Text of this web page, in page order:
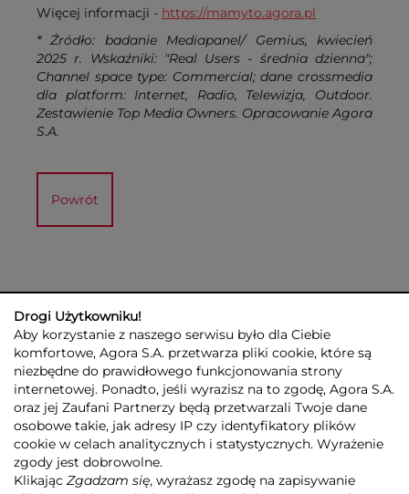
Więcej informacji - https://mamyto.agora.pl
* Źródło: badanie Mediapanel/ Gemius, kwiecień
2025 r. Wskaźniki: "Real Users - średnia dzienna";
Channel space type: Commercial; dane crossmedia
dla platform: Internet, Radio, Telewizja, Outdoor.
Zestawienie Top Media Owners. Opracowanie Agora
S.A.
Powrót
GRUPA AGORA DLA INWESTORÓW DLA MEDIÓW
REKLAMA
ESG
KONTAKT
© 2026 Copyright AGORA SA
Drogi Użytkowniku!
Aby korzystanie z naszego serwisu było dla Ciebie
komfortowe, Agora S.A. przetwarza pliki cookie, które są
niezbędne do prawidłowego funkcjonowania strony
internetowej. Ponadto, jeśli wyrazisz na to zgodę, Agora S.A.
oraz jej Zaufani Partnerzy będą przetwarzali Twoje dane
osobowe takie, jak adresy IP czy identyfikatory plików
cookie w celach analitycznych i statystycznych. Wyrażenie
zgody jest dobrowolne.
Klikając Zgadzam się, wyrażasz zgodę na zapisywanie